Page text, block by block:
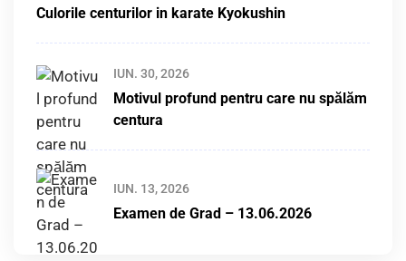
Culorile centurilor in karate Kyokushin
IUN. 30, 2026
Motivul profund pentru care nu spălăm
centura
IUN. 13, 2026
Examen de Grad – 13.06.2026